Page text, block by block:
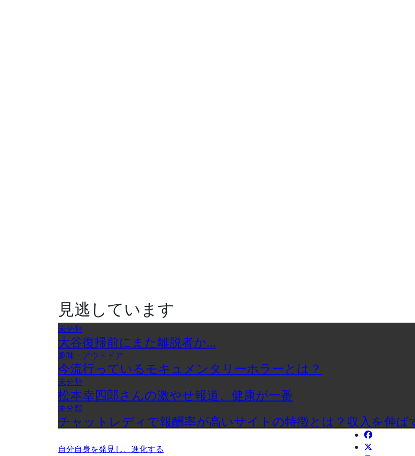
見逃しています
未分類
大谷復帰前にまた離脱者か…
趣味・アウトドア
今流行っているモキュメンタリーホラーとは？
未分類
松本幸四郎さんの激やせ報道、健康が一番
未分類
チャットレディで報酬率が高いサイトの特徴とは？収入を伸
自分自身を発見し、進化する